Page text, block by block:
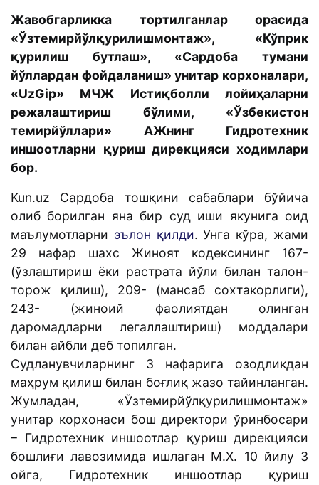
Жавобгарликка тортилганлар орасида
«Ўзтемирйўлқурилишмонтаж», «Кўприк
қурилиш бутлаш», «Сардоба тумани
йўллардан фойдаланиш» унитар корхоналари,
«UzGip» МЧЖ Истиқболли лойиҳаларни
режалаштириш бўлими, «Ўзбекистон
темирйўллари» АЖнинг Гидротехник
иншоотларни қуриш дирекцияси ходимлари
бор.
Kun.uz Сардоба тошқини сабаблари бўйича
олиб борилган яна бир суд иши якунига оид
маълумотларни эълон қилди. Унга кўра, жами
29 нафар шахс Жиноят кодексининг 167-
(ўзлаштириш ёки растрата йўли билан талон-
торож қилиш), 209- (мансаб сохтакорлиги),
243- (жиноий фаолиятдан олинган
даромадларни легаллаштириш) моддалари
билан айбли деб топилган.
Судланувчиларнинг 3 нафарига озодликдан
маҳрум қилиш билан боғлиқ жазо тайинланган.
Жумладан, «Ўзтемирйўлқурилишмонтаж»
унитар корхонаси бош директори ўринбосари
– Гидротехник иншоотлар қуриш дирекцияси
бошлиғи лавозимида ишлаган М.Х. 10 йилу 3
ойга, Гидротехник иншоотлар қуриш